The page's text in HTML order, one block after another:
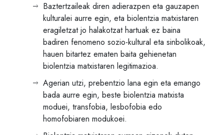
Baztertzaileak diren adierazpen eta gauzapen
kulturalei aurre egin, eta biolentzia matxistaren
eragiletzat jo halakotzat hartuak ez baina
badiren fenomeno sozio-kultural eta sinbolikoak,
hauen bitartez ematen baita gehienetan
biolentzia matxistaren legitimazioa.
Agerian utzi, prebentzio lana egin eta emango
bada aurre egin, beste biolentzia matxista
moduei, transfobia, lesbofobia edo
homofobiaren modukoei.